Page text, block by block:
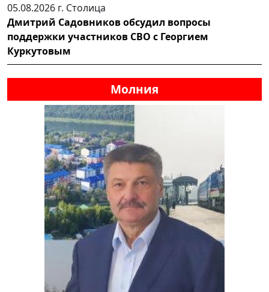
05.08.2026 г. Столица
Дмитрий Садовников обсудил вопросы
поддержки участников СВО с Георгием
Куркутовым
Молния